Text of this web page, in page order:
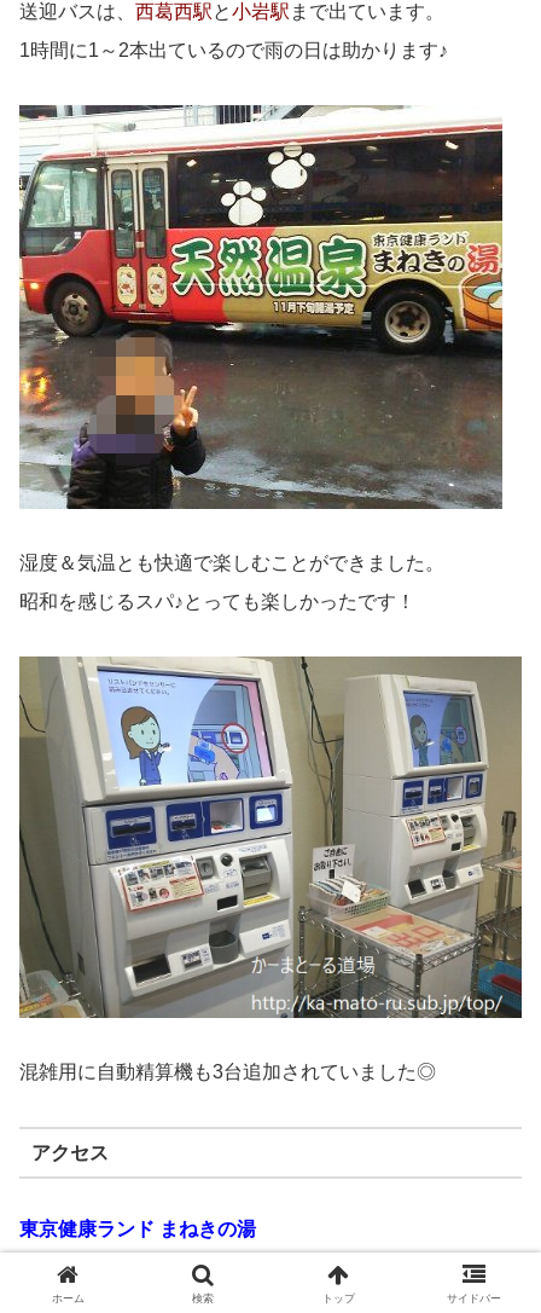
送迎バスは、 西葛西駅と小岩駅 まで出ています。
1時間に1～2本出ているので雨の日は助かります♪
湿度＆気温とも快適で楽しむことができました。
昭和を感じるスパ♪とっても楽しかったです！
混雑用に自動精算機も3台追加されていました◎
アクセス
東京健康ランド まねきの湯
〒134-0091 東京都江戸川区船堀１丁目２−１
03-3878-4126
ホーム 検索 トップ サイドバー